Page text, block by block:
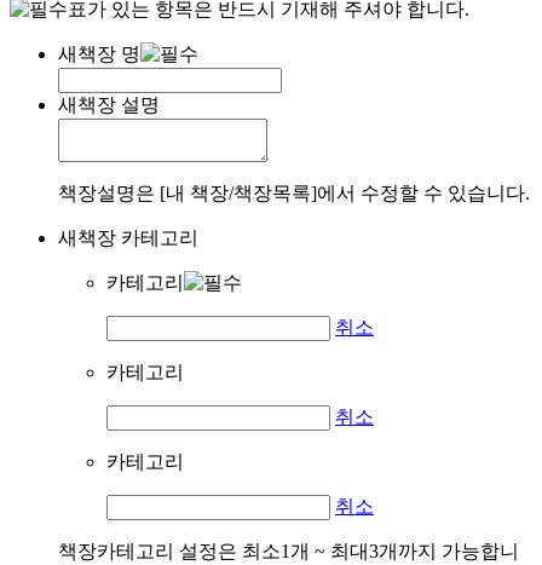
표가 있는 항목은 반드시 기재해 주셔야 합니다.
새책장 명
새책장 설명
책장설명은 [내 책장/책장목록]에서 수정할 수 있습니다.
새책장 카테고리
카테고리
취소
카테고리
취소
카테고리
취소
책장카테고리 설정은 최소1개 ~ 최대3개까지 가능합니